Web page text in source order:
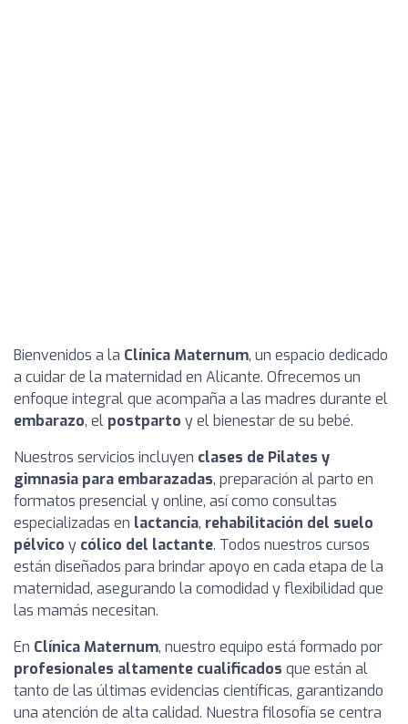
Bienvenidos a la Clínica Maternum, un espacio dedicado
a cuidar de la maternidad en Alicante. Ofrecemos un
enfoque integral que acompaña a las madres durante el
embarazo, el postparto y el bienestar de su bebé.
Nuestros servicios incluyen clases de Pilates y
gimnasia para embarazadas, preparación al parto en
formatos presencial y online, así como consultas
especializadas en lactancia, rehabilitación del suelo
pélvico y cólico del lactante. Todos nuestros cursos
están diseñados para brindar apoyo en cada etapa de la
maternidad, asegurando la comodidad y flexibilidad que
las mamás necesitan.
En Clínica Maternum, nuestro equipo está formado por
profesionales altamente cualificados que están al
tanto de las últimas evidencias científicas, garantizando
una atención de alta calidad. Nuestra filosofía se centra